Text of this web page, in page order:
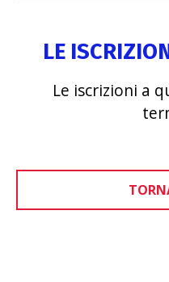
LE
Le iscrizioni a